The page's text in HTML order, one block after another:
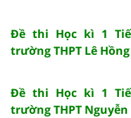
Đề thi Học kì 1
trường THPT Lê
Đề thi Học kì 1
trường THPT